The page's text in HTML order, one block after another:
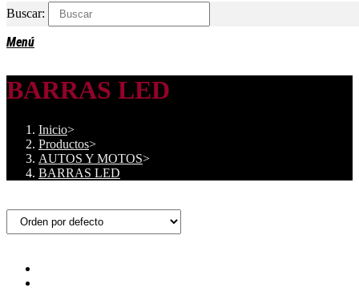
Buscar:
Menú
BARRAS LED
Inicio>
Productos>
AUTOS Y MOTOS>
BARRAS LED